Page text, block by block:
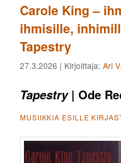
Carole King –
ihmisille,
Tapestry
27.3.2026 | Kirjoittaja:Ari
Tapestry| Ode
MUSIIKKIA ESILLE